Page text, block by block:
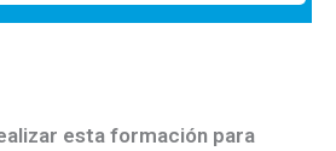
esta formación para